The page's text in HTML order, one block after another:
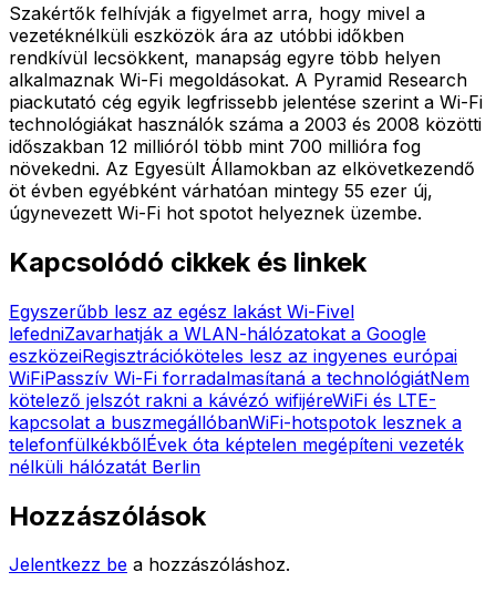
Szakértők felhívják a figyelmet arra, hogy mivel a
vezetéknélküli eszközök ára az utóbbi időkben
rendkívül lecsökkent, manapság egyre több helyen
alkalmaznak Wi-Fi megoldásokat. A Pyramid Research
piackutató cég egyik legfrissebb jelentése szerint a Wi-Fi
technológiákat használók száma a 2003 és 2008 közötti
időszakban 12 millióról több mint 700 millióra fog
növekedni. Az Egyesült Államokban az elkövetkezendő
öt évben egyébként várhatóan mintegy 55 ezer új,
úgynevezett Wi-Fi hot spotot helyeznek üzembe.
Kapcsolódó cikkek és linkek
Egyszerűbb lesz az egész lakást Wi-Fivel
lefedniZavarhatják a WLAN-hálózatokat a Google
eszközeiRegisztrációköteles lesz az ingyenes európai
WiFiPasszív Wi-Fi forradalmasítaná a technológiátNem
kötelező jelszót rakni a kávézó wifijéreWiFi és LTE-
kapcsolat a buszmegállóbanWiFi-hotspotok lesznek a
telefonfülkékbőlÉvek óta képtelen megépíteni vezeték
nélküli hálózatát Berlin
Hozzászólások
Jelentkezz be a hozzászóláshoz.